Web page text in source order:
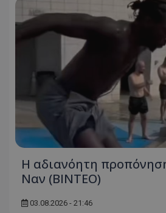
Η αδιανόητη
Ναν (BINTEO)
03.08.2026 - 21:46